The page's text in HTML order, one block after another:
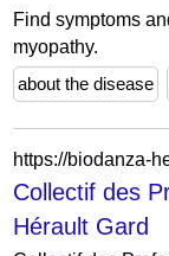
Find symptoms
myopathy.
about the disease
https://biodanza-
Collectif des
Hérault Gard